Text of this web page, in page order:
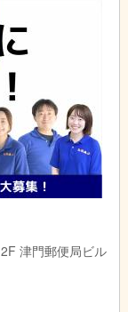
津門郵便局ビル